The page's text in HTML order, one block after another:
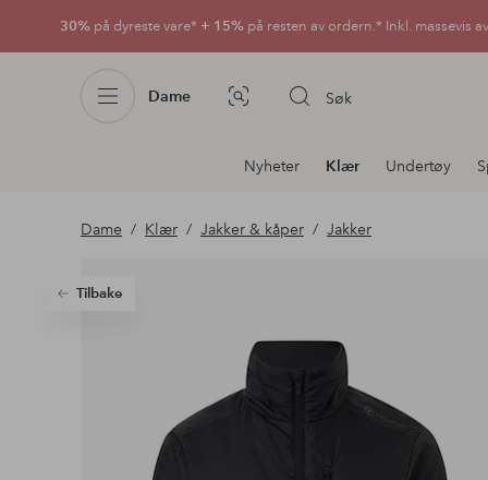
30% på dyreste vare* + 15% på resten av ordern.* Inkl. massevis
Dame Bildesøk Søk
Avdelingsnavigering
Nyheter Klær Undertøy
Dame Klær Jakker & kåper Jakker
Tilbake